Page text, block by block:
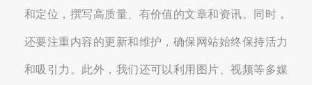
和定位，撰写高质量、有价值的文章和资讯。同时，
还要注重内容的更新和维护，确保网站始终保持活力
和吸引力。此外，我们还可以利用图片、视频等多媒